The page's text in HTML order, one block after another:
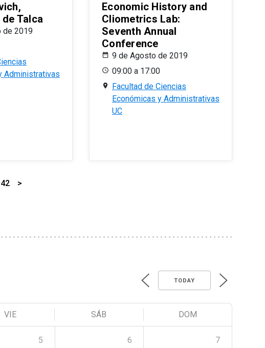
Talca
de 2019
Administrativas
Economic History and
Cliometrics Lab:
Seventh Annual
Conference
9 de Agosto de 2019
09:00 a 17:00
Facultad de Ciencias
Económicas y Administrativas
UC
42 >
TODAY
VIE SÁB DOM
5 6 7